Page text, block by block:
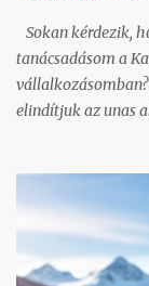
Sokan kérdezik,
tanácsadásom a
elindítjuk az unas
vagy Listamester
levelet hozzá, ez
oldalad az első 5
használni